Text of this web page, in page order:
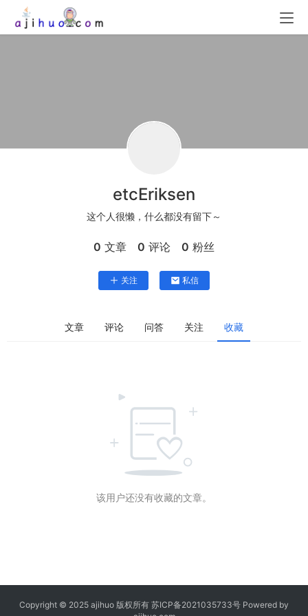
etcEriksen
这个人很懒，什么都没有留下～
0 文章 0 评论 0 粉丝
关注 私信
文章 评论 问答 关注 收藏
该用户还没有收藏的文章。
Copyright © 2025 ajihuo 版权所有 苏ICP备2021035733号 Powered by